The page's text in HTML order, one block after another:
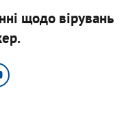
щодо вірувань